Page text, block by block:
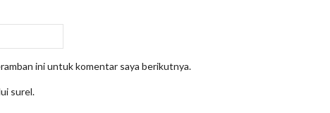
ini untuk komentar saya berikutnya.
surel.